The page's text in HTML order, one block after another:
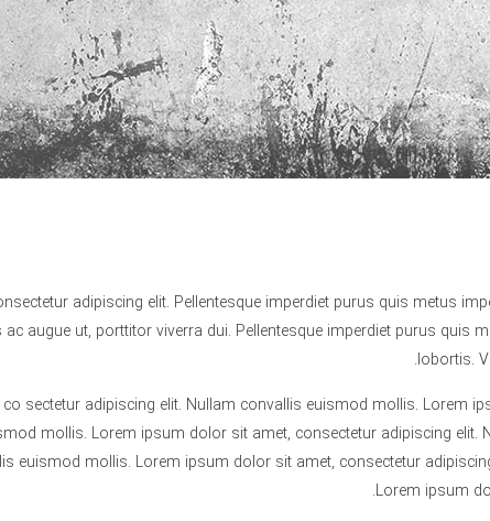
adipiscing elit. Pellentesque imperdiet purus quis metus
augue ut, porttitor viverra dui. Pellentesque imperdiet purus quis
lobortis.
sectetur adipiscing elit. Nullam convallis euismod mollis. Lorem
mollis. Lorem ipsum dolor sit amet, consectetur adipiscing
euismod mollis. Lorem ipsum dolor sit amet, consectetur
Lorem ipsum